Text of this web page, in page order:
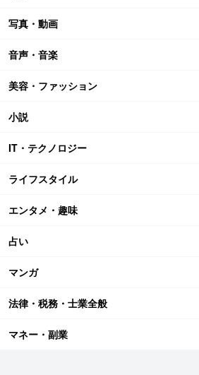
写真・動画
音声・音楽
美容・ファッション
小説
IT・テクノロジー
ライフスタイル
エンタメ・趣味
占い
マンガ
法律・税務・士業全般
マネー・副業